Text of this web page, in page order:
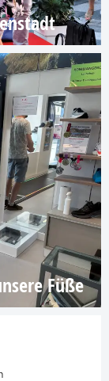
Füße